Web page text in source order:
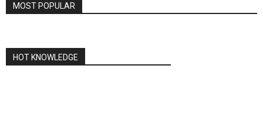
MOST POPULAR
HOT KNOWLEDGE